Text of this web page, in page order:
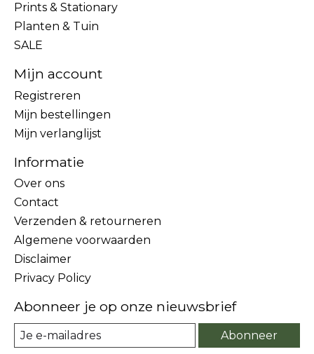
Prints & Stationary
Planten & Tuin
SALE
Mijn account
Registreren
Mijn bestellingen
Mijn verlanglijst
Informatie
Over ons
Contact
Verzenden & retourneren
Algemene voorwaarden
Disclaimer
Privacy Policy
Abonneer je op onze nieuwsbrief
Abonneer